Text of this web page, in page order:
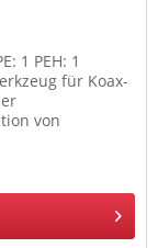
1 PEH: 1
für Koax-
von